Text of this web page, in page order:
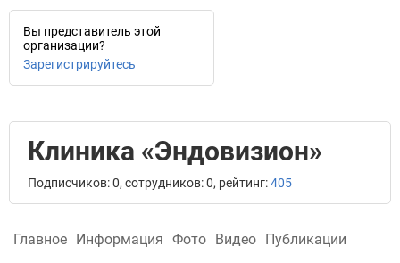
Вы представитель этой
организации?
Зарегистрируйтесь
Клиника «Эндовизион»
Подписчиков: 0, сотрудников: 0, рейтинг:405
Главное Информация Фото Видео Публикации